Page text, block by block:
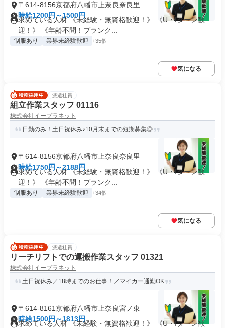
〒614-8156京都府八幡市上奈良奈良里
時給1200円～1500円
求めている人材 《未経験・無資格歓迎！》 《U・Iターン歓
迎！》 《年齢不問！ブランク...
制服あり 業界未経験歓迎 +35個
気になる
派遣社員
組立作業スタッフ 01116
株式会社イープラネット
日勤のみ！土日祝休み♪10月末までの短期募集◎
〒614-8156京都府八幡市上奈良奈良里
時給1750円～2188円
求めている人材 《未経験・無資格歓迎！》 《U・Iターン歓
迎！》 《年齢不問！ブランク...
制服あり 業界未経験歓迎 +34個
気になる
派遣社員
リーチリフトでの運搬作業スタッフ 01321
株式会社イープラネット
土日祝休み／18時までのお仕事！／マイカー通勤OK
〒614-8161京都府八幡市上奈良宮ノ東
時給1500円～1813円
求めている人材 《未経験・無資格歓迎！》 《U・Iターン歓